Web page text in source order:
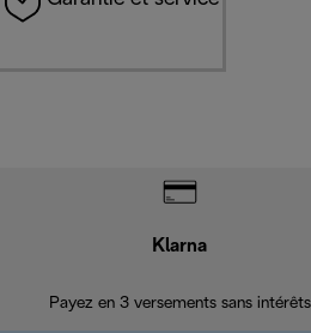
Klarna
Payez en 3 versements sans intérêts